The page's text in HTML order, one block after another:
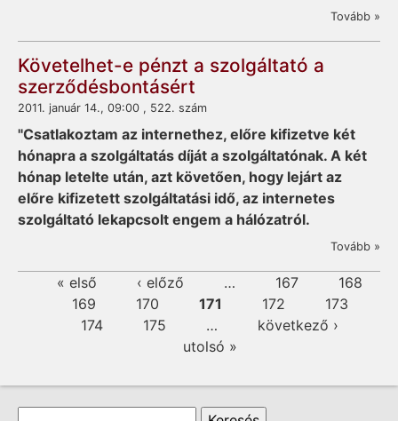
Tovább »
Követelhet-e pénzt a szolgáltató a
szerződésbontásért
2011. január 14., 09:00 , 522. szám
"Csatlakoztam az internethez, előre kifizetve két
hónapra a szolgáltatás díját a szolgáltatónak. A két
hónap letelte után, azt követően, hogy lejárt az
előre kifizetett szolgáltatási idő, az internetes
szolgáltató lekapcsolt engem a hálózatról.
Tovább »
Oldalak« első ‹ előző … 167
168
169
170 171 172
173
174
175 …
következő ›
utolsó »
Keresés űrlap